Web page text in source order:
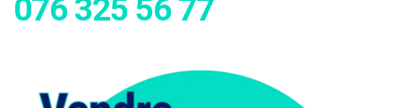
076 325 56 77